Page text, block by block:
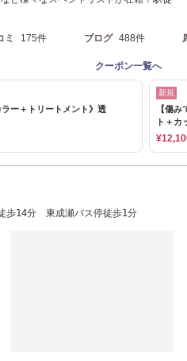
ミ 175件 ブログ 488件
クーポン一覧へ
ー＋トリートメント》透
新規
【傷
ト＋カ
歩14分 東成瀬バス停徒歩1分